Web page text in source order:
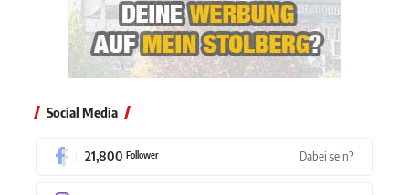
Social Media
21,800 Follower Dabei sein?